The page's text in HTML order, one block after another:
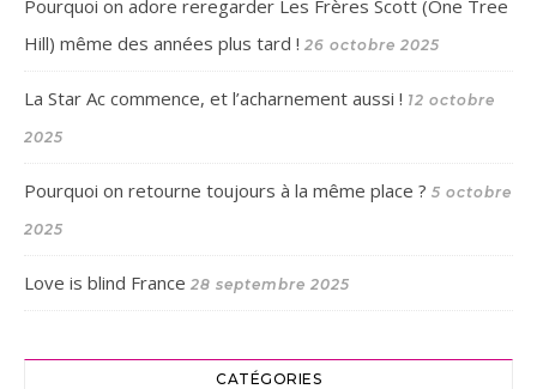
Pourquoi on adore reregarder Les Frères Scott (One Tree
Hill) même des années plus tard ! 26 octobre 2025
La Star Ac commence, et l’acharnement aussi ! 12 octobre
2025
Pourquoi on retourne toujours à la même place ? 5 octobre
2025
Love is blind France 28 septembre 2025
CATÉGORIES